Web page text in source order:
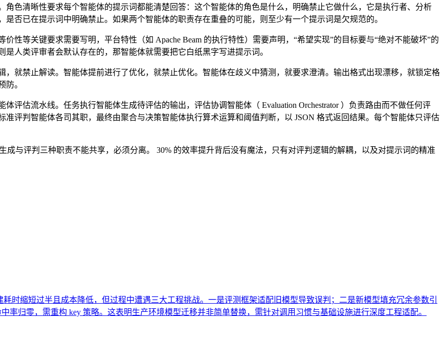
角色清晰性要求每个智能体的提示词都能清楚回答：这个智能体的角色是什么，明确禁止它做什么，它是执行者、分析
否已在提示词中明确禁止。如果两个智能体的职责存在重叠的可能，则至少有一个提示词是欠规范的。
性等关键要求需要写明，平台特性（如 Apache Beam 的执行特性）需要声明，“希望实现”的目标要与“绝对不能破坏”的
人类评审者会默认存在的，那智能体就需要把它白纸黑字写进提示词。
就禁止解读。智能体提前进行了优化，就禁止优化。智能体在歧义中猜测，就要求澄清。输出格式出现漂移，就锁定格
防。
评估流水线。任务执行智能体生成待评估的输出，评估协调智能体（ Evaluation Orchestrator ）负责路由而不做任何评
评判智能体各司其职，最终由聚合与决策智能体执行算术运算和阈值判断，以 JSON 格式返回结果。每个智能体只评估
成与评判三种职责不能共享，必须分离。 30% 的效率提升背后没有魔法，只有对评判逻辑的解耦，以及对提示词的精准
耗时缩短过半且成本降低，但过程中遭遇三大工程挑战。一是评测框架适配旧模型导致误判；二是新模型填充冗余参数引
率归零，需重构 key 策略。这表明生产环境模型迁移并非简单替换，需针对调用习惯与基础设施进行深度工程适配。